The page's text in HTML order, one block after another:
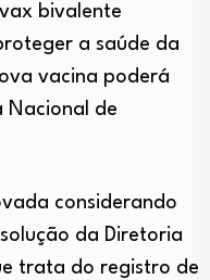
bivalente
a saúde da
vacina poderá
Nacional de
considerando
da Diretoria
trata do registro de